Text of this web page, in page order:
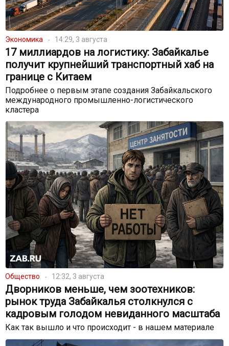
Экономика 14:29, 3 августа
17 миллиардов на логистику: Забайкалье
получит крупнейший транспортный хаб на
границе с Китаем
Подробнее о первым этапе создания Забайкальского
международного промышленно-логистического
кластера
Общество 12:32, 3 августа
Дворников меньше, чем зоотехников:
рынок труда Забайкалья столкнулся с
кадровым голодом невиданного масштаба
Как так вышло и что происходит - в нашем материале